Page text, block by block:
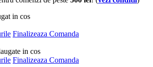
in cos
Finalizeaza Comanda
in cos
Finalizeaza Comanda